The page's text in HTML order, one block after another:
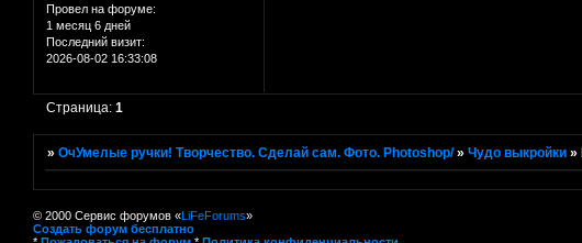
Провел на форуме:
1 месяц 6 дней
Последний визит:
2026-08-02 16:33:08
Страница:1
»ОчУмелые ручки! Творчество. Сделай сам. Фото. Photoshop/ »Чудо выкройки »
© 2000 Сервис форумов «LiFeForums»
Создать форум бесплатно